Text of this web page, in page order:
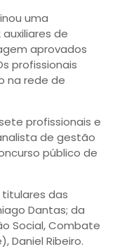
uma
de
aprovados
profissionais
na rede de
profissionais e
de gestão
público de
das
Dantas; da
Social, Combate
Daniel Ribeiro.